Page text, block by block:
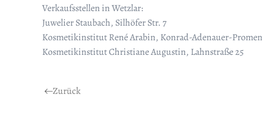
Verkaufsstellen in Wetzlar:
Juwelier Staubach, Silhöfer Str. 7
Kosmetikinstitut René Arabin, Konrad-Adenauer-
Kosmetikinstitut Christiane Augustin, Lahnstraße 25
Zurück